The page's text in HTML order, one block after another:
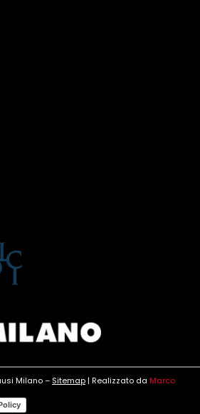
Milano – Sitemap| Realizzato da Marco